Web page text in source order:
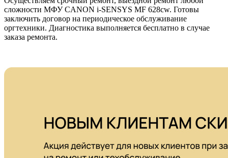
сложности МФУ CANON i-SENSYS MF 628cw. Готовы
заключить договор на периодическое обслуживание
оргтехники. Диагностика выполняется бесплатно в случае
заказа ремонта.